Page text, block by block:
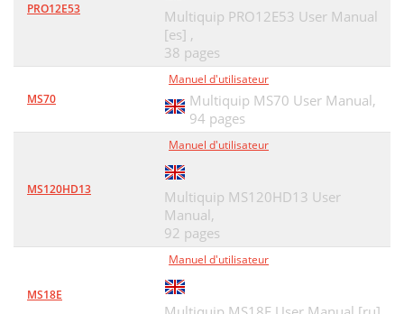
PRO12E53
Multiquip PRO12E53 User Manual
[es] ,
38 pages
MS70
Manuel d'utilisateur
Multiquip MS70 User Manual,
94 pages
MS120HD13
Manuel d'utilisateur
Multiquip MS120HD13 User
Manual,
92 pages
MS18E
Manuel d'utilisateur